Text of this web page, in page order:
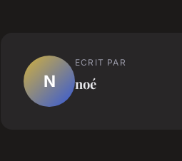
N
ECRIT PAR
noé